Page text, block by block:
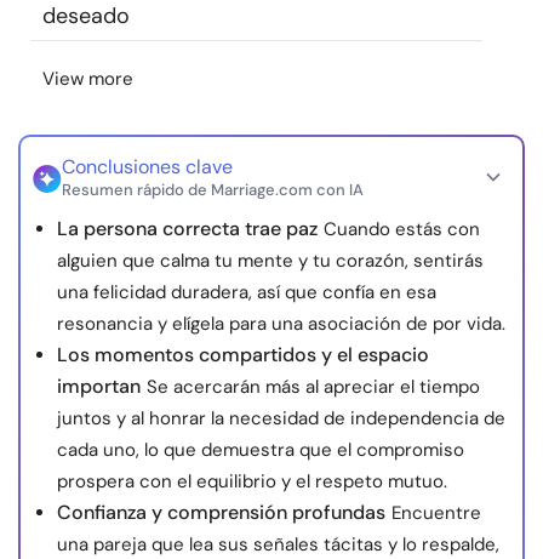
Sobre nosotros
© Copyright 2026. Todos los derechos reservados.
deseado
View more
Conclusiones clave
Resumen rápido de Marriage.com con IA
La persona correcta trae paz Cuando estás con
alguien que calma tu mente y tu corazón, sentirás
una felicidad duradera, así que confía en esa
resonancia y elígela para una asociación de por vida.
Los momentos compartidos y el espacio
importan Se acercarán más al apreciar el tiempo
juntos y al honrar la necesidad de independencia de
cada uno, lo que demuestra que el compromiso
prospera con el equilibrio y el respeto mutuo.
Confianza y comprensión profundas Encuentre
una pareja que lea sus señales tácitas y lo respalde,